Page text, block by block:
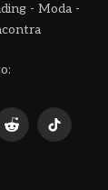
- Moda -
Reddit TikTok